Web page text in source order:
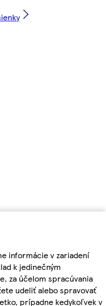
informácie v zariadení
k jedinečným
za účelom spracúvania
udeliť alebo spravovať
prípadne kedykoľvek v